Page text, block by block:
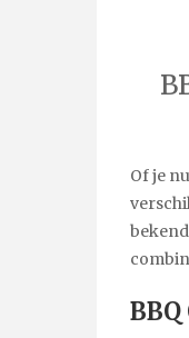
Of je